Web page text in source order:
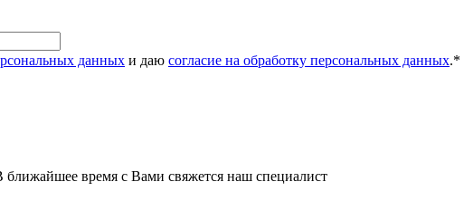
данных и даю согласие на обработку персональных данных.*
время с Вами свяжется наш специалист